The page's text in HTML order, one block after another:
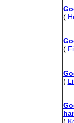
(
(
(